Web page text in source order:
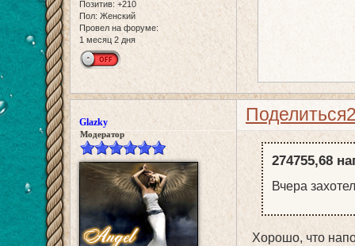
Позитив: +210
Пол: Женский
Провел на форуме:
1 месяц 2 дня
Поделиться
Glazky
Модератор
274755,68
Вчера
Хорошо, что